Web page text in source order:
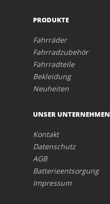
PRODUKTE
Fahrräder
Fahrradzubehör
Fahrradteile
Bekleidung
Neuheiten
UNSER UNTERNEHMEN
Kontakt
Datenschutz
AGB
Batterieentsorgung
Impressum